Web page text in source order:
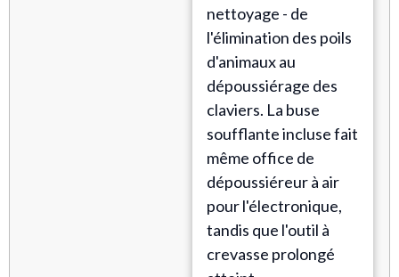
nettoyage - de
l'élimination des poils
d'animaux au
dépoussiérage des
claviers. La buse
soufflante incluse fait
même office de
dépoussiéreur à air
pour l'électronique,
tandis que l'outil à
crevasse prolongé